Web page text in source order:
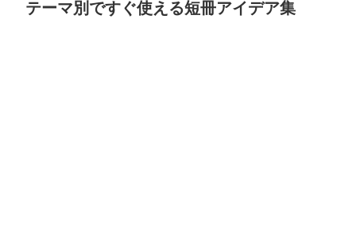
テーマ別ですぐ使える短冊アイデア集